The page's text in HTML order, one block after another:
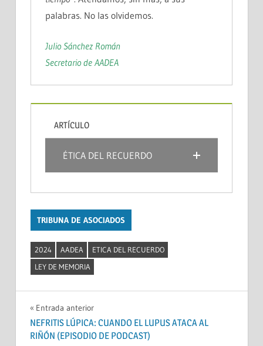
palabras. No las olvidemos.
Julio Sánchez Román
Secretario de AADEA
ARTÍCULO
ÉTICA DEL RECUERDO
TRIBUNA DE ASOCIADOS
2024 AADEA
ETICA DEL RECUERDO
LEY DE MEMORIA
Navegación
de
Entrada anterior
NEFRITIS LÚPICA: CUANDO EL LUPUS ATACA AL
RIÑÓN (EPISODIO DE PODCAST)